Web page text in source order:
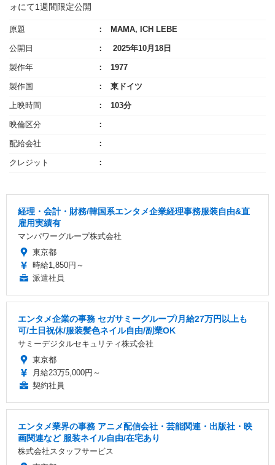
ォにて1週間限定公開
原題 MAMA, ICH LEBE
公開日 2025年10月18日
製作年 1977
製作国 東ドイツ
上映時間 103分
映倫区分
配給会社
クレジット
経理・会計・財務/韓国系エンタメ企業経理事務服装自由&直
雇用実績有
マンパワーグループ株式会社
東京都
時給1,850円～
派遣社員
エンタメ企業の事務 セガサミーグループ/月給27万円以上も
可/土日祝休/服装髪色ネイル自由/副業OK
サミーデジタルセキュリティ株式会社
東京都
月給23万5,000円～
契約社員
エンタメ業界の事務 アニメ配信会社・芸能関連・出版社・映
画関連など 服装ネイル自由/在宅あり
株式会社スタッフサービス